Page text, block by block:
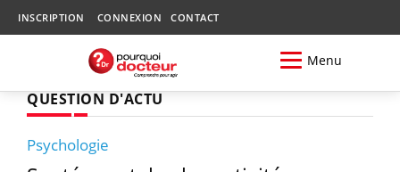
INSCRIPTION CONNEXION CONTACT
Menu
QUESTION D'ACTU
Psychologie